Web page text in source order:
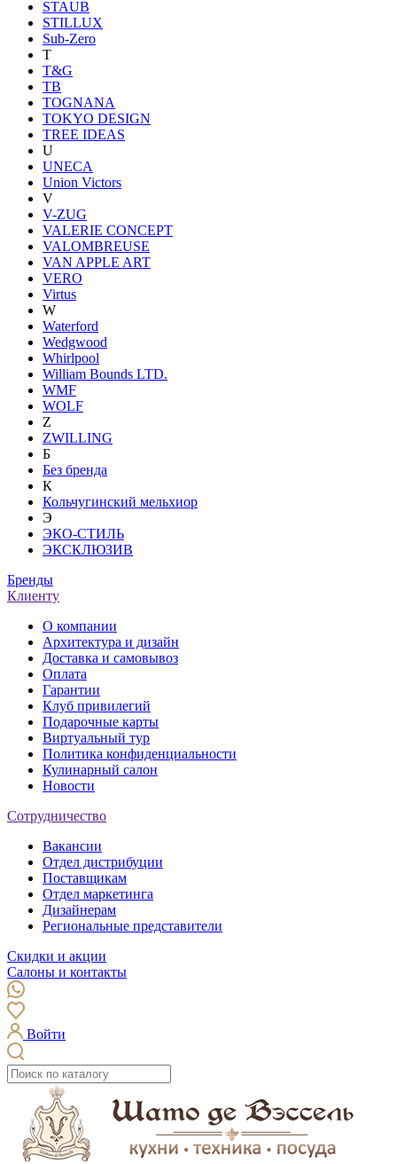
STAUB
STILLUX
Sub-Zero
T
T&G
TB
TOGNANA
TOKYO DESIGN
TREE IDEAS
U
UNECA
Union Victors
V
V-ZUG
VALERIE CONCEPT
VALOMBREUSE
VAN APPLE ART
VERO
Virtus
W
Waterford
Wedgwood
Whirlpool
William Bounds LTD.
WMF
WOLF
Z
ZWILLING
Б
Без бренда
К
Кольчугинский мельхиор
Э
ЭКО-СТИЛЬ
ЭКСКЛЮЗИВ
Бренды
Клиенту
О компании
Архитектура и дизайн
Доставка и самовывоз
Оплата
Гарантии
Клуб привилегий
Подарочные карты
Виртуальный тур
Политика конфиденциальности
Кулинарный салон
Новости
Сотрудничество
Вакансии
Отдел дистрибуции
Поставщикам
Отдел маркетинга
Дизайнерам
Региональные представители
Скидки и акции
Салоны и контакты
Войти